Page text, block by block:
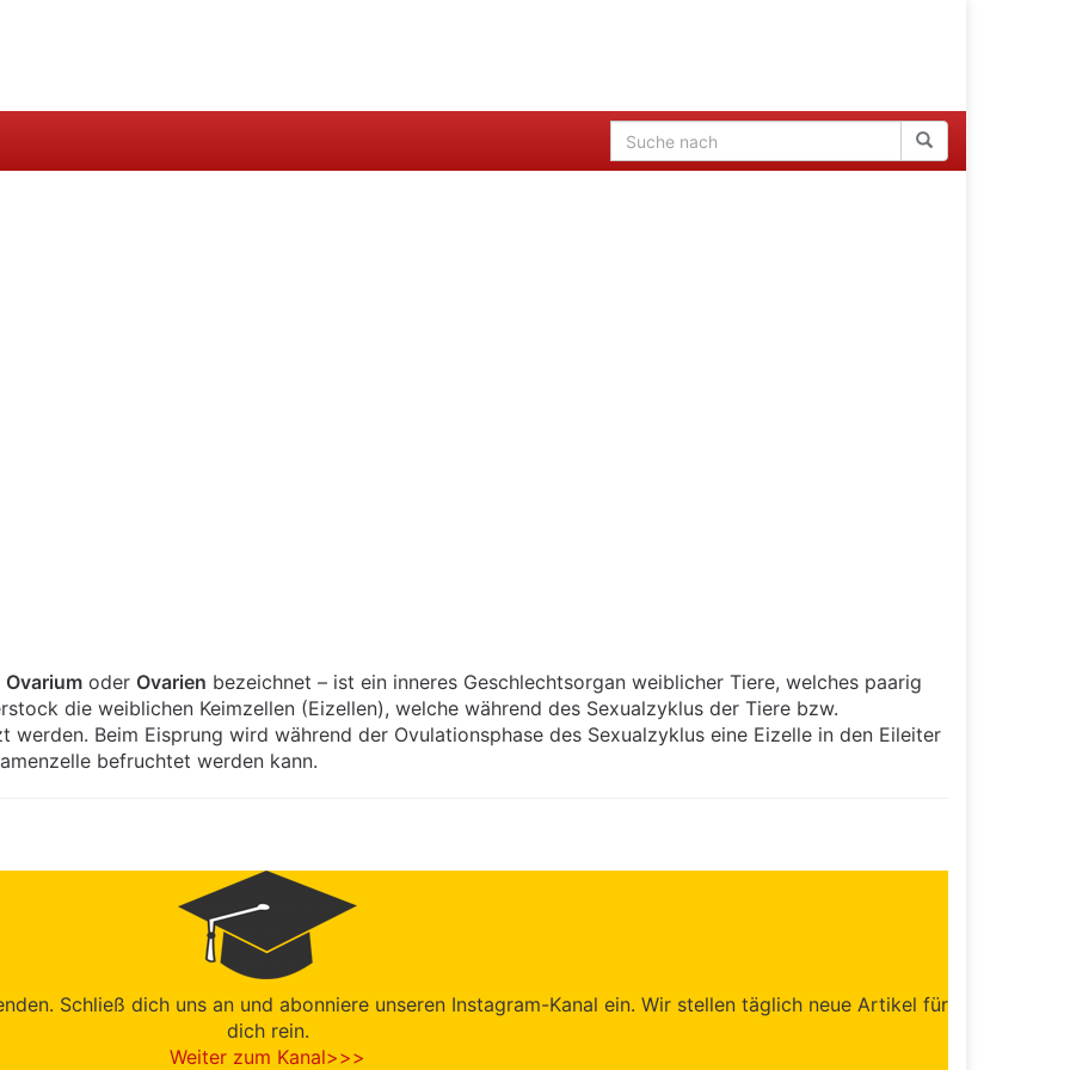
Ovarium oder Ovarien bezeichnet – ist ein inneres Geschlechtsorgan weiblicher Tiere, welches paarig
die weiblichen Keimzellen (Eizellen), welche während des Sexualzyklus der Tiere bzw.
Beim Eisprung wird während der Ovulationsphase des Sexualzyklus eine Eizelle in den Eileiter
befruchtet werden kann.
Schließ dich uns an und abonniere unseren Instagram-Kanal ein. Wir stellen täglich neue Artikel für
dich rein.
Weiter zum Kanal>>>